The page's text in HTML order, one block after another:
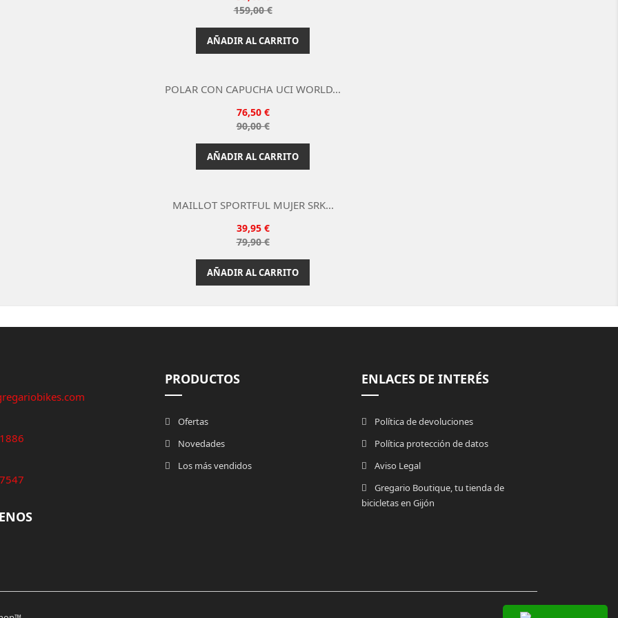
Naranja
Precio
159,00 €
AÑADIR AL CARRITO
Beige
POLAR CON CAPUCHA UCI WORLD...
Precio
76,50 €
Precio
90,00 €
AÑADIR AL CARRITO
Vista rápida
Morado
MAILLOT SPORTFUL MUJER SRK...
Precio
39,95 €
Precio
79,90 €
AÑADIR AL CARRITO
PRODUCTOS
Ofertas
Novedades
Los más vendidos
ENLACES DE INTERÉS
Política de devoluciones
Política protección de datos
Aviso Legal
Gregario Boutique, tu tienda de
bicicletas en Gijón